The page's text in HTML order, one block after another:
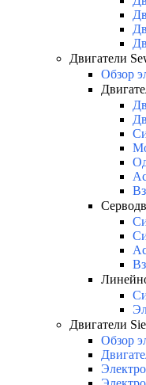
Двигатели
Обзор
Двигатели
Обзор